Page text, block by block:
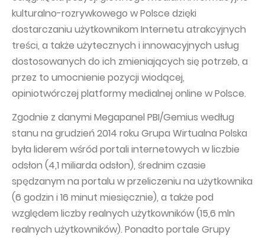
kulturalno-rozrywkowego w Polsce dzięki
dostarczaniu użytkownikom Internetu atrakcyjnych
treści, a także użytecznych i innowacyjnych usług
dostosowanych do ich zmieniających się potrzeb, a
przez to umocnienie pozycji wiodącej,
opiniotwórczej platformy medialnej online w Polsce.
Zgodnie z danymi Megapanel PBI/Gemius według
stanu na grudzień 2014 roku Grupa Wirtualna Polska
była liderem wśród portali internetowych w liczbie
odsłon (4,1 miliarda odsłon), średnim czasie
spędzanym na portalu w przeliczeniu na użytkownika
(6 godzin i 16 minut miesięcznie), a także pod
względem liczby realnych użytkowników (15,6 mln
realnych użytkowników). Ponadto portale Grupy